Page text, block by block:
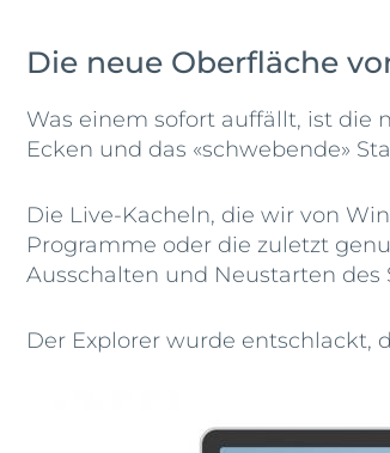
Die neue Oberfläche
Was einem sofort auffällt, ist die
Ecken und das «schwebende»
Die Live-Kacheln, die wir von
Programme oder die zuletzt
Ausschalten und Neustarten des
Der Explorer wurde